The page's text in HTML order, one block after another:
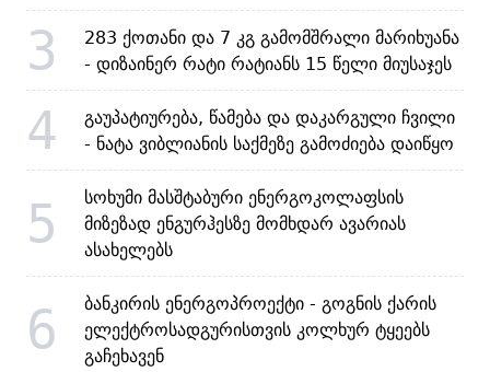
3
283 ქოთანი და 7 კგ გამომშრალი მარიხუანა
- დიზაინერ რატი რატიანს 15 წელი მიუსაჯეს
4
გაუპატიურება, წამება და დაკარგული ჩვილი
- ნატა ვიბლიანის საქმეზე გამოძიება დაიწყო
5
სოხუმი მასშტაბური ენერგოკოლაფსის
მიზეზად ენგურჰესზე მომხდარ ავარიას
ასახელებს
6
ბანკირის ენერგოპროექტი - გოგნის ქარის
ელექტროსადგურისთვის კოლხურ ტყეებს
გაჩეხავენ